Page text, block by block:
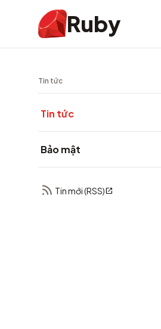
Ruby
Tin tức
Tin tức
Bảo mật
Tin mới (RSS)